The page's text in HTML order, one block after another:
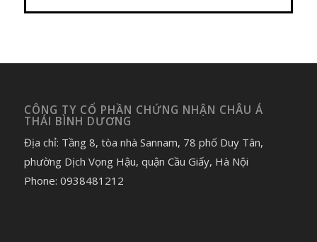
CÔNG TY CỔ PHẦN CHỨNG NHẬN CHÂU Á
THÁI BÌNH DƯƠNG
Địa chỉ: Tầng 8, tòa nhà Sannam, 78 phố Duy Tân,
phường Dịch Vọng Hậu, quận Cầu Giấy, Hà Nội
Phone: 0938481212